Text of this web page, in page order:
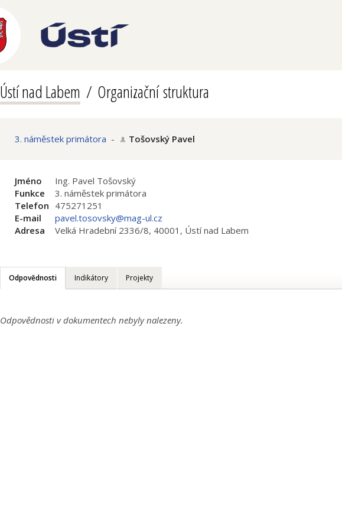
Ústí nad Labem Organizační struktura
3. náměstek primátora - Tošovský Pavel
Jméno
Ing. Pavel Tošovský
Funkce
3. náměstek primátora
Telefon 475271251
E-mail
pavel.tosovsky@mag-ul.cz
Adresa
Velká Hradební 2336/8, 40001, Ústí nad Labem
Odpovědnosti Indikátory Projekty
Odpovědnosti v dokumentech nebyly nalezeny.